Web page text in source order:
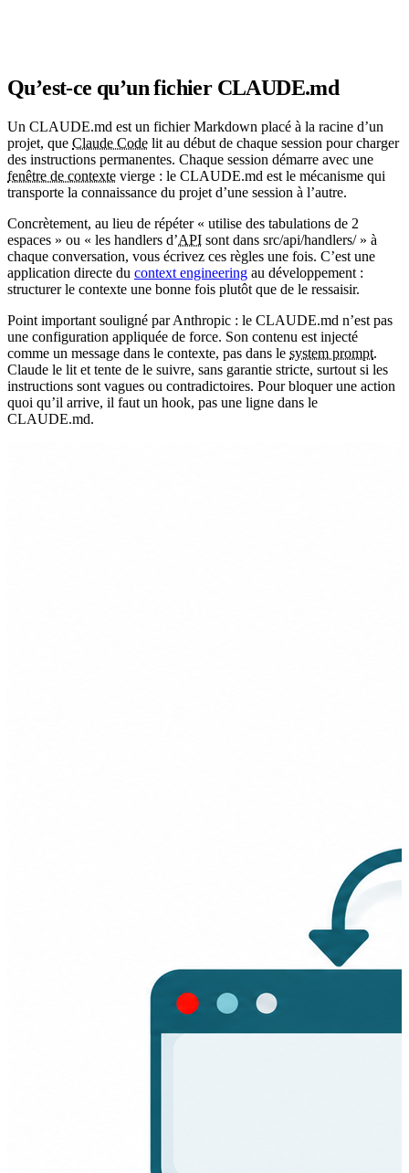
Qu’est-ce qu’un fichier CLAUDE.md
Un CLAUDE.md est un fichier Markdown placé à la racine d’un
projet, que Claude Code lit au début de chaque session pour charger
des instructions permanentes. Chaque session démarre avec une
fenêtre de contexte vierge : le CLAUDE.md est le mécanisme qui
transporte la connaissance du projet d’une session à l’autre.
Concrètement, au lieu de répéter « utilise des tabulations de 2
espaces » ou « les handlers d’API sont dans src/api/handlers/ » à
chaque conversation, vous écrivez ces règles une fois. C’est une
application directe du context engineering au développement :
structurer le contexte une bonne fois plutôt que de le ressaisir.
Point important souligné par Anthropic : le CLAUDE.md n’est pas
une configuration appliquée de force. Son contenu est injecté
comme un message dans le contexte, pas dans le system prompt.
Claude le lit et tente de le suivre, sans garantie stricte, surtout si les
instructions sont vagues ou contradictoires. Pour bloquer une action
quoi qu’il arrive, il faut un hook, pas une ligne dans le
CLAUDE.md.